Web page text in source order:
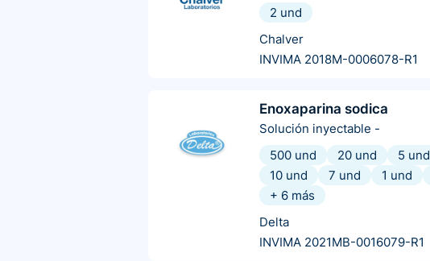
2 und
Chalver
INVIMA 2018M-0006078-R1
Enoxaparina sodica
Solución inyectable -
500 und
20 und 5 und
10 und
7 und 1 und
+ 6 más
Delta
INVIMA 2021MB-0016079-R1